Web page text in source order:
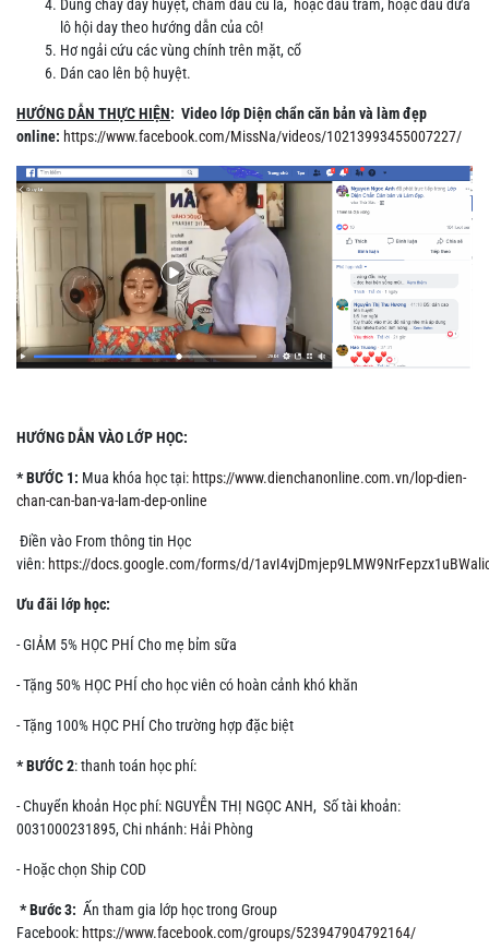
Dùng chày day huyệt, chấm dầu cù là, hoặc dầu tràm, hoặc dầu dừa
lô hội day theo hướng dẫn của cô!
Hơ ngải cứu các vùng chính trên mặt, cổ
Dán cao lên bộ huyệt.
HƯỚNG DẪN THỰC HIỆN: Video lớp Diện chẩn căn bản và làm đẹp
online: https://www.facebook.com/MissNa/videos/10213993455007227/
HƯỚNG DẪN VÀO LỚP HỌC:
* BƯỚC 1: Mua khóa học tại: https://www.dienchanonline.com.vn/lop-dien-
chan-can-ban-va-lam-dep-online
Điền vào From thông tin Học
viên: https://docs.google.com/forms/d/
Ưu đãi lớp học:
- GIẢM 5% HỌC PHÍ Cho mẹ bỉm sữa
- Tặng 50% HỌC PHÍ cho học viên có hoàn cảnh khó khăn
- Tặng 100% HỌC PHÍ Cho trường hợp đặc biệt
* BƯỚC 2: thanh toán học phí:
- Chuyển khoản Học phí: NGUYỄN THỊ NGỌC ANH, Số tài khoản:
0031000231895, Chi nhánh: Hải Phòng
- Hoặc chọn Ship COD
* Bước 3: Ấn tham gia lớp học trong Group
Facebook: https://www.facebook.com/groups/523947904792164/